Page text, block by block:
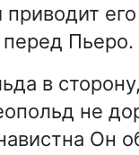
Пьеро.
в
не
Он